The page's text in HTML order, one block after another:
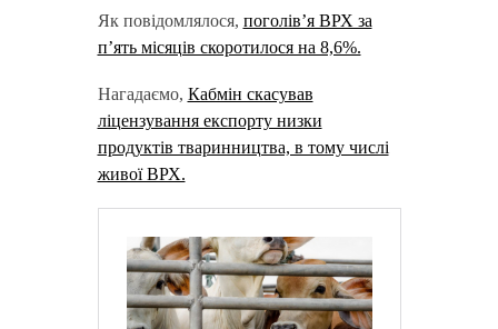
Як повідомлялося, поголів’я ВРХ за
п’ять місяців скоротилося на 8,6%.
Нагадаємо, Кабмін скасував
ліцензування експорту низки
продуктів тваринництва, в тому числі
живої ВРХ.